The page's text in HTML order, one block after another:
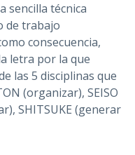
sencilla técnica
de trabajo
consecuencia,
letra por la que
las 5 disciplinas que
(organizar), SEISO
SHITSUKE (generar